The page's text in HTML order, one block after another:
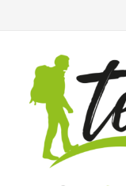
contenu